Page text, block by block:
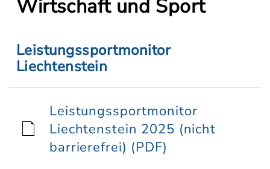
Wirtschaft und Sport
Leistungssportmonitor
Liechtenstein
Leistungssportmonitor
Liechtenstein 2025 (nicht
barrierefrei) (PDF)